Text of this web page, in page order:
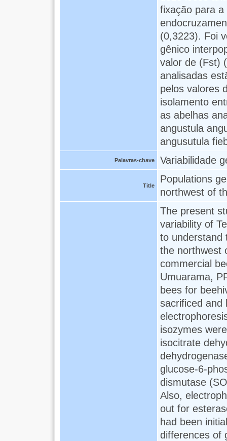
fixação para
(0,3223). Foi
gênico
valor de (Fst)
analisadas
pelos valores
isolamento
as abelhas
angustula
angusutula
Palavras-chave Variabilidade
Title
Populations
northwest of
The present
variability of
to understand
the northwest
commercial
Umuarama,
bees for
sacrificed and
isozymes
isocitrate
glucose-6-
dismutase
Also,
out for
had been
differences of